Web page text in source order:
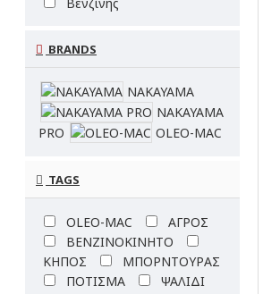
BRANDS
NAKAYAMA
NAKAYAMA
PRO
OLEO-MAC
TAGS
OLEO-MAC
ΑΓΡΟΣ
ΒΕΝΖΙΝΟΚΙΝΗΤΟ
ΚΗΠΟΣ
ΜΠΟΡΝΤΟΥΡΑΣ
ΠΟΤΙΣΜΑ
ΨΑΛΙΔΙ